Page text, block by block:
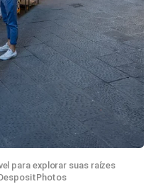
para explorar suas raízes